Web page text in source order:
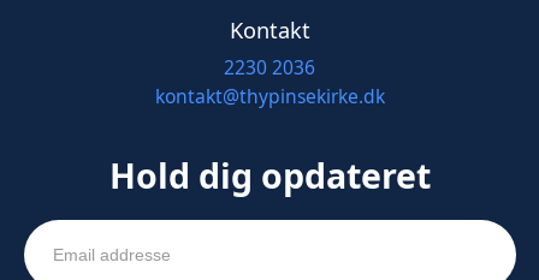
Hold dig opdateret
Kontakt
2230 2036
kontakt@thypinsekirke.dk